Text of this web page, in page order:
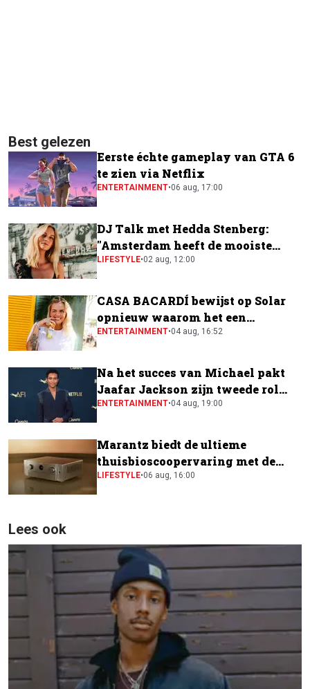
Best gelezen
Eerste échte gameplay van GTA 6
te zien via Netflix
ENTERTAINMENT•06 aug, 17:00
DJ Talk met Hedda Stenberg:
"Amsterdam heeft de mooiste
festivalscene van Europa"
LIFESTYLE•02 aug, 12:00
CASA BACARDÍ bewijst op Solar
opnieuw waarom het een
festivalfavoriet is
ENTERTAINMENT•04 aug, 16:52
Na het succes van Michael pakt
Jaafar Jackson zijn tweede rol
naast Will Smith
ENTERTAINMENT•04 aug, 19:00
Marantz biedt de ultieme
thuisbioscoopervaring met de
CINEMA Series 2
LIFESTYLE•06 aug, 16:00
Lees ook